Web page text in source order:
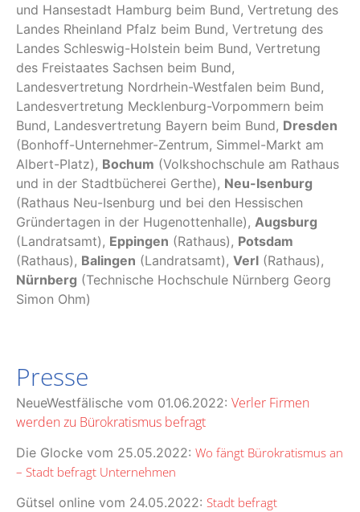
und Hansestadt Hamburg beim Bund, Vertretung des
Landes Rheinland Pfalz beim Bund, Vertretung des
Landes Schleswig-Holstein beim Bund, Vertretung
des Freistaates Sachsen beim Bund,
Landesvertretung Nordrhein-Westfalen beim Bund,
Landesvertretung Mecklenburg-Vorpommern beim
Bund, Landesvertretung Bayern beim Bund, Dresden
(Bonhoff-Unternehmer-Zentrum, Simmel-Markt am
Albert-Platz), Bochum (Volkshochschule am Rathaus
und in der Stadtbücherei Gerthe), Neu-Isenburg
(Rathaus Neu-Isenburg und bei den Hessischen
Gründertagen in der Hugenottenhalle), Augsburg
(Landratsamt), Eppingen (Rathaus), Potsdam
(Rathaus), Balingen (Landratsamt), Verl (Rathaus),
Nürnberg (Technische Hochschule Nürnberg Georg
Simon Ohm)
Presse
NeueWestfälische vom 01.06.2022: Verler Firmen
werden zu Bürokratismus befragt
Die Glocke vom 25.05.2022: Wo fängt Bürokratismus an
– Stadt befragt Unternehmen
Gütsel online vom 24.05.2022: Stadt befragt